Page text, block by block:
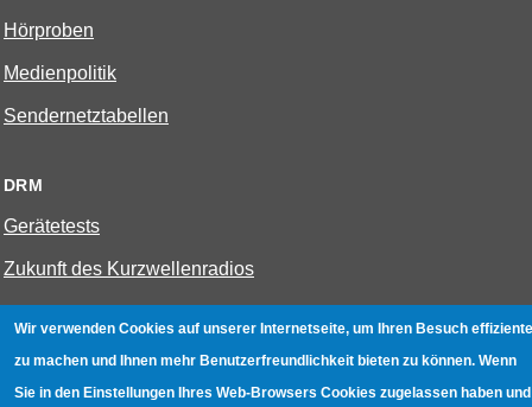
Hörproben
Medienpolitik
Sendernetztabellen
DRM
Gerätetests
Zukunft des Kurzwellenradios
W-LAN
Wir verwenden Cookies auf unserer Internetseite, um Ihren Besuch
zu machen und Ihnen mehr Benutzerfreundlichkeit bieten zu können. Wenn
Sie in den Einstellungen Ihres Web-Browsers Cookies zugelassen haben und